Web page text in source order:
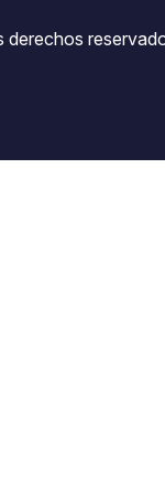
derechos